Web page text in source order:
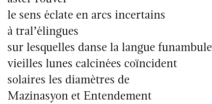
le sens éclate en arcs incertains
à tral’élingues
sur lesquelles danse la langue funambule
vieilles lunes calcinées coïncident
solaires les diamètres de
Mazinasyon et Entendement